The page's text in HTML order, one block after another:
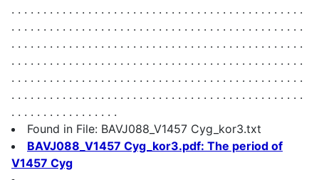
. . . . . . . . . . . . . . . . . . . . . . . . . . . . . . . . . . . . . . . . . . . . . .
. . . . . . . . . . . . . . . . . . . . . . . . . . . . . . . . . . . . . . . . . . . . . .
. . . . . . . . . . . . . . . . . . . . . . . . . . . . . . . . . . . . . . . . . . . . . .
. . . . . . . . . . . . . . . . . . . . . . . . . . . . . . . . . . . . . . . . . . . . . .
. . . . . . . . . . . . . . . . . . . . . . . . . . . . . . . . . . . . . . . . . . . . . .
. . . . . . . . . . . . . . . . . . . . . . . . . . . . . . . . . . . . . . . . . . . . . .
. . . . . . . . . . . . . . . . .
Found in File: BAVJ088_V1457 Cyg_kor3.txt
BAVJ088_V1457 Cyg_kor3.pdf: The period of
V1457 Cyg